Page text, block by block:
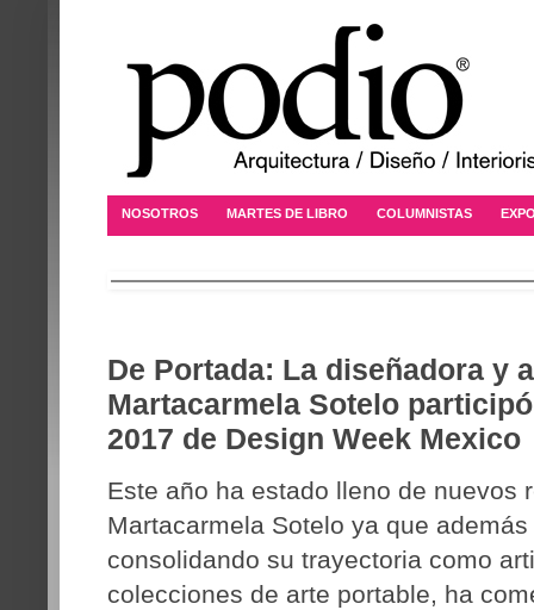
NOSOTROS MARTES DE LIBRO COLUMNISTAS
De Portada: La diseñadora y
Martacarmela Sotelo
2017 de Design Week Mexico
Este año ha estado lleno de nuevos
Martacarmela Sotelo ya que
consolidando su trayectoria como
colecciones de arte portable, ha